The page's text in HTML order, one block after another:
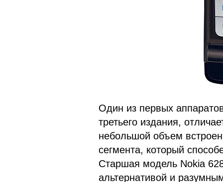
Один из первых
третьего издания,
небольшой объем
сегмента, который
Старшая модель Nokia
альтернативой и